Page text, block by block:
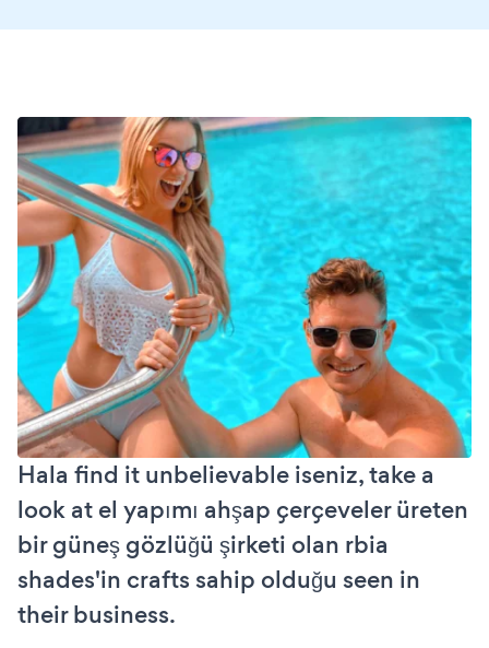
Hala find it unbelievable iseniz, take a
look at el yapımı ahşap çerçeveler üreten
bir güneş gözlüğü şirketi olan rbia
shades'in crafts sahip olduğu seen in
their business.